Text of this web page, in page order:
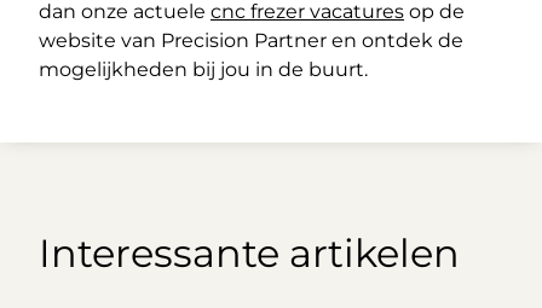
dan onze actuele cnc frezer vacatures op de
website van Precision Partner en ontdek de
mogelijkheden bij jou in de buurt.
Interessante artikelen